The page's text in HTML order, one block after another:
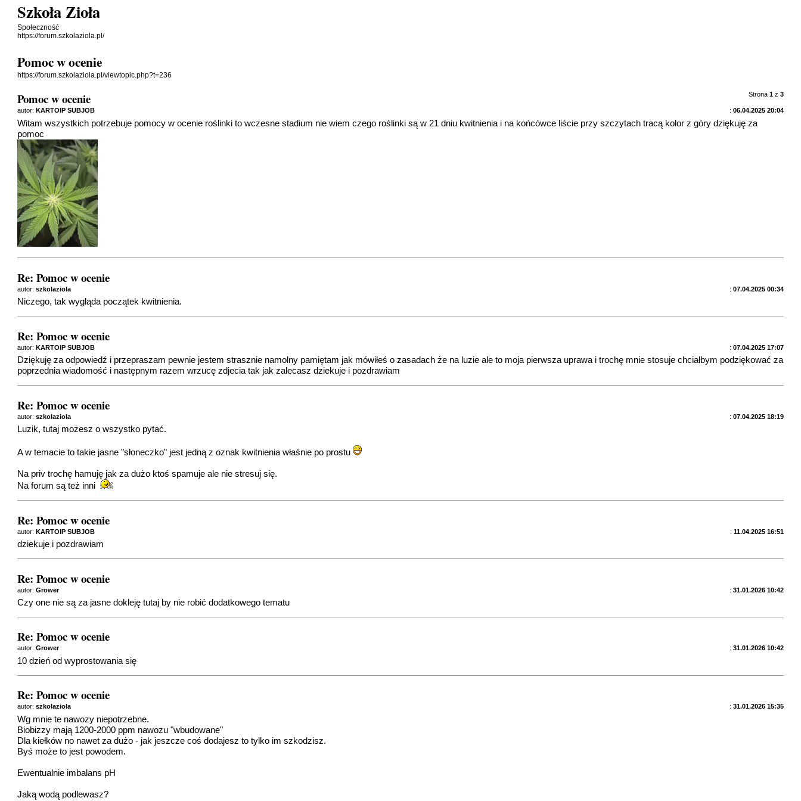
Szkoła Zioła
Społeczność
https://forum.szkolaziola.pl/
Pomoc w ocenie
https://forum.szkolaziola.pl/viewtopic.php?t=236
Strona 1z 3
Pomoc w ocenie
: 06.04.2025 20:04
autor:KARTOIP SUBJOB
Witam wszystkich potrzebuje pomocy w ocenie roślinki to wczesne stadium nie wiem czego roślinki są w 21 dniu kwitnienia i na końcówce liście przy szczytach tracą kolor z góry dziękuję za
pomoc
Re: Pomoc w ocenie
: 07.04.2025 00:34
autor:szkolaziola
Niczego, tak wygląda początek kwitnienia.
Re: Pomoc w ocenie
: 07.04.2025 17:07
autor:KARTOIP SUBJOB
Dziękuję za odpowiedź i przepraszam pewnie jestem strasznie namolny pamiętam jak mówiłeś o zasadach że na luzie ale to moja pierwsza uprawa i trochę mnie stosuje chciałbym podziękować za
poprzednia wiadomość i następnym razem wrzucę zdjecia tak jak zalecasz dziekuje i pozdrawiam
Re: Pomoc w ocenie
: 07.04.2025 18:19
autor:szkolaziola
Luzik, tutaj możesz o wszystko pytać.
A w temacie to takie jasne "słoneczko" jest jedną z oznak kwitnienia właśnie po prostu
Na priv trochę hamuję jak za dużo ktoś spamuje ale nie stresuj się.
Na forum są też inni
Re: Pomoc w ocenie
: 11.04.2025 16:51
autor:KARTOIP SUBJOB
dziekuje i pozdrawiam
Re: Pomoc w ocenie
: 31.01.2026 10:42
autor:Grower
Czy one nie są za jasne dokleję tutaj by nie robić dodatkowego tematu
Re: Pomoc w ocenie
: 31.01.2026 10:42
autor:Grower
10 dzień od wyprostowania się
Re: Pomoc w ocenie
: 31.01.2026 15:35
autor:szkolaziola
Wg mnie te nawozy niepotrzebne.
Biobizzy mają 1200-2000 ppm nawozu "wbudowane"
Dla kiełków no nawet za dużo - jak jeszcze coś dodajesz to tylko im szkodzisz.
Byś może to jest powodem.
Ewentualnie imbalans pH
Jaką wodą podlewasz?